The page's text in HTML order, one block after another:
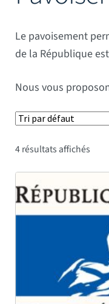
Le pavoisement
de la République
Nous vous
4 résultats affichés